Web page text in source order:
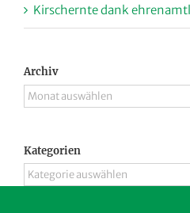
Kirschernte dank
Archiv
Archiv
Kategorien
Kategorien